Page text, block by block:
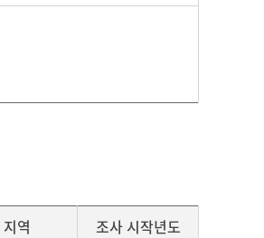
지역 조사 시작년도